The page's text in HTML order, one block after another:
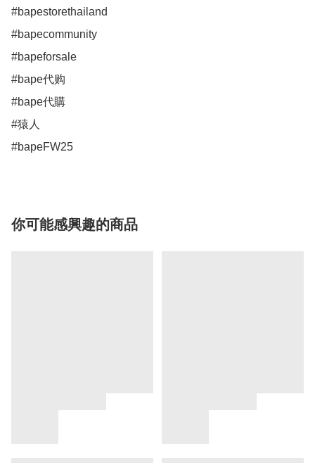
#bapestorethailand
#bapecommunity
#bapeforsale
#bape代购
#bape代購
#猿人
#bapeFW25
你可能感興趣的商品